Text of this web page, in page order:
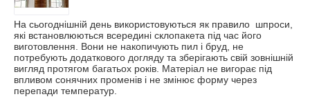
На сьогоднішній день використовуються як правило шпроси,
які встановлюються всередині склопакета під час його
виготовлення. Вони не накопичують пил і бруд, не
потребують додаткового догляду та зберігають свій зовнішній
вигляд протягом багатьох років. Матеріал не вигорає під
впливом сонячних променів і не змінює форму через
перепади температур.